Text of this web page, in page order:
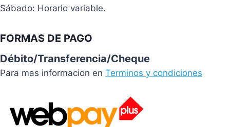
Sábado: Horario variable.
FORMAS DE PAGO
Débito/Transferencia/Cheque
Para mas informacion en Terminos y condiciones